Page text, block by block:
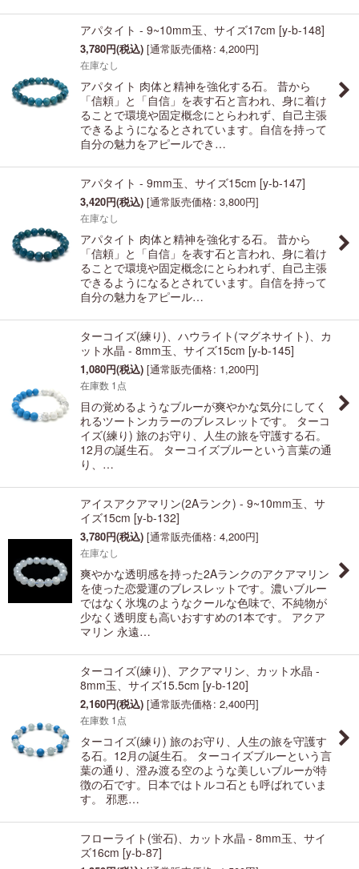
アパタイト - 9~10mm玉、サイズ17cm [y-b-148]
3,780円(税込) [通常販売価格: 4,200円]
在庫なし
アパタイト 肉体と精神を強化する石。 昔から
「信頼」と「自信」を表す石と言われ、身に着け
ることで環境や固定概念にとらわれず、自己主張
できるようになるとされています。自信を持って
自分の魅力をアピールでき…
アパタイト - 9mm玉、サイズ15cm [y-b-147]
3,420円(税込) [通常販売価格: 3,800円]
在庫なし
アパタイト 肉体と精神を強化する石。 昔から
「信頼」と「自信」を表す石と言われ、身に着け
ることで環境や固定概念にとらわれず、自己主張
できるようになるとされています。自信を持って
自分の魅力をアピール…
ターコイズ(練り)、ハウライト(マグネサイト)、カ
ット水晶 - 8mm玉、サイズ15cm [y-b-145]
1,080円(税込) [通常販売価格: 1,200円]
在庫数 1点
目の覚めるようなブルーが爽やかな気分にしてく
れるツートンカラーのブレスレットです。 ターコ
イズ(練り) 旅のお守り、人生の旅を守護する石。
12月の誕生石。 ターコイズブルーという言葉の通
り、…
アイスアクアマリン(2Aランク) - 9~10mm玉、サ
イズ15cm [y-b-132]
3,780円(税込) [通常販売価格: 4,200円]
在庫なし
爽やかな透明感を持った2Aランクのアクアマリン
を使った恋愛運のブレスレットです。濃いブルー
ではなく氷塊のようなクールな色味で、不純物が
少なく透明度も高いおすすめの1本です。 アクア
マリン 永遠…
ターコイズ(練り)、アクアマリン、カット水晶 -
8mm玉、サイズ15.5cm [y-b-120]
2,160円(税込) [通常販売価格: 2,400円]
在庫数 1点
ターコイズ(練り) 旅のお守り、人生の旅を守護す
る石。12月の誕生石。 ターコイズブルーという言
葉の通り、澄み渡る空のような美しいブルーが特
徴の石です。日本ではトルコ石とも呼ばれていま
す。 邪悪…
フローライト(蛍石)、カット水晶 - 8mm玉、サイ
ズ16cm [y-b-87]